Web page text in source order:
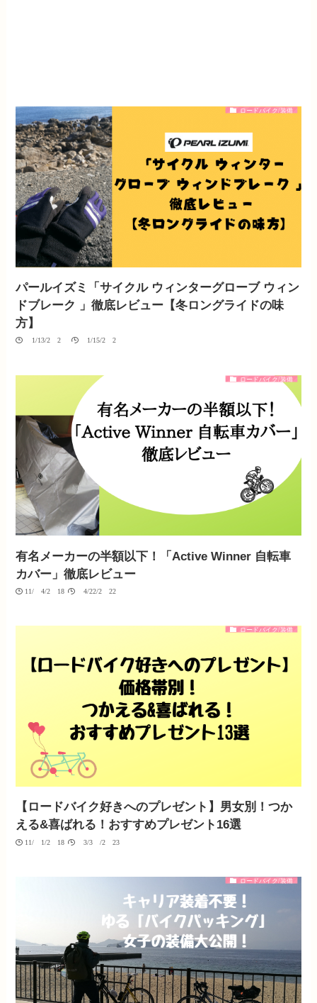
ロードバイク/装備
パールイズミ「サイクル ウィンターグローブ ウィン
ドブレーク 」徹底レビュー【冬ロングライドの味
方】
01/13/2020 01/15/2020
ロードバイク/装備
有名メーカーの半額以下！「Active Winner 自転車
カバー」徹底レビュー
11/04/2018 04/22/2022
ロードバイク/装備
【ロードバイク好きへのプレゼント】男女別！つか
える&喜ばれる！おすすめプレゼント16選
11/01/2018 03/30/2023
ロードバイク/装備